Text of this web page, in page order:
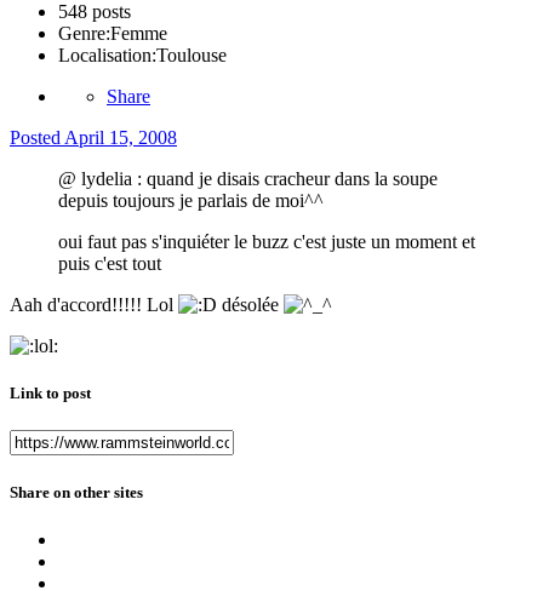
548 posts
Genre:Femme
Localisation:Toulouse
Share
Posted April 15, 2008
@ lydelia : quand je disais cracheur dans la soupe
depuis toujours je parlais de moi^^
oui faut pas s'inquiéter le buzz c'est juste un moment et
puis c'est tout
Aah d'accord!!!!! Lol
désolée
Link to post
Share on other sites